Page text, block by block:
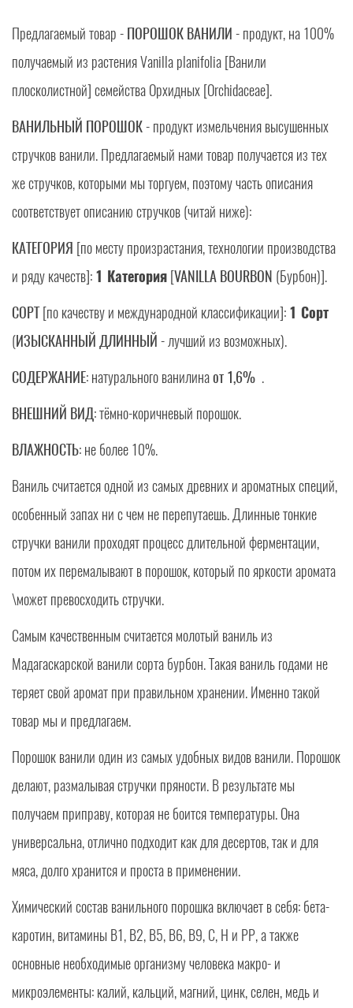
Предлагаемый товар - ПОРОШОК ВАНИЛИ - продукт, на 100%
получаемый из растения Vanilla planifolia [Ванили
плосколистной] семейства Орхидных [Orchidaceae].
ВАНИЛЬНЫЙ ПОРОШОК- продукт измельчения высушенных
стручков ванили. Предлагаемый нами товар получается из тех
же стручков, которыми мы торгуем, поэтому часть описания
соответствует описанию стручков (читай ниже):
КАТЕГОРИЯ [по месту произрастания, технологии производства
и ряду качеств]: 1 Категория [VANILLA BOURBON (Бурбон)].
СОРТ[по качеству и международной классификации]: 1 Сорт
(ИЗЫСКАННЫЙ ДЛИННЫЙ - лучший из возможных).
СОДЕРЖАНИЕ: натурального ванилинаот 1,6% .
ВНЕШНИЙ ВИД: тёмно-коричневый порошок.
ВЛАЖНОСТЬ: не более 10%.
Ваниль считается одной из самых древних и ароматных специй,
особенный запах ни с чем не перепутаешь. Длинные тонкие
стручки ванили проходят процесс длительной ферментации,
потом их перемалывают в порошок, который по яркости аромата
\может превосходить стручки.
Самым качественным считается молотый ваниль из
Мадагаскарской ванили сорта бурбон. Такая ваниль годами не
теряет свой аромат при правильном хранении. Именно такой
товар мы и предлагаем.
Порошок ванили один из самых удобных видов ванили. Порошок
делают, размалывая стручки пряности. В результате мы
получаем приправу, которая не боится температуры. Она
универсальна, отлично подходит как для десертов, так и для
мяса, долго хранится и проста в применении.
Химический состав ванильного порошка включает в себя: бета-
каротин, витамины В1, В2, В5, В6, В9, С, Н и РР, а также
основные необходимые организму человека макро- и
микроэлементы: калий, кальций, магний, цинк, селен, медь и